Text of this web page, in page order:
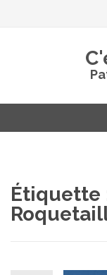
Étiquette